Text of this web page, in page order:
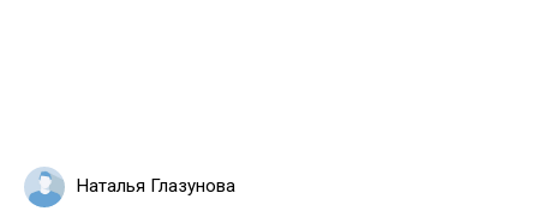
Наталья Глазунова